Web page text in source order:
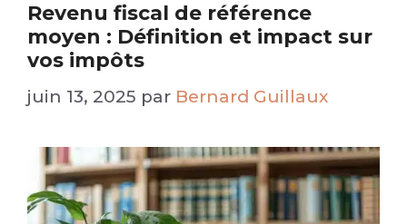
Revenu fiscal de référence
moyen : Définition et impact sur
vos impôts
juin 13, 2025 par Bernard Guillaux